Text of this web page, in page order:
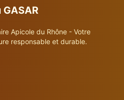
Apicole du Rhône - Votre
responsable et durable.